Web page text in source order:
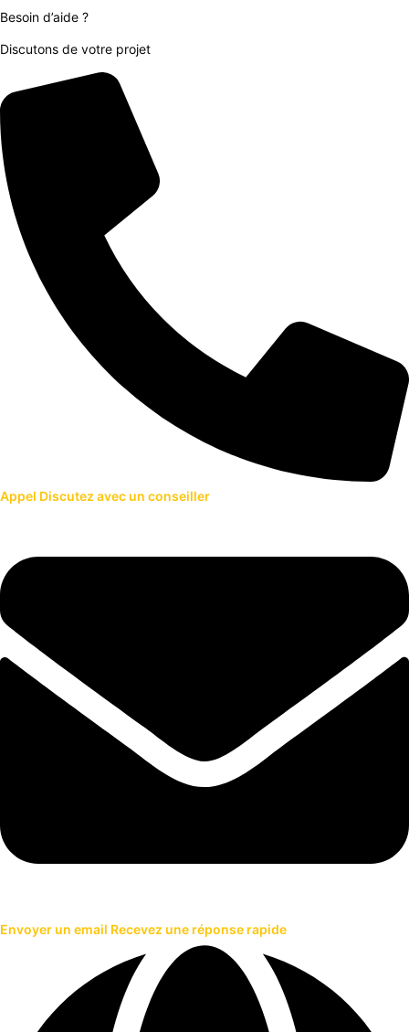
Besoin d’aide ?
Discutons de votre projet
Appel Discutez avec un conseiller
Envoyer un email Recevez une réponse rapide